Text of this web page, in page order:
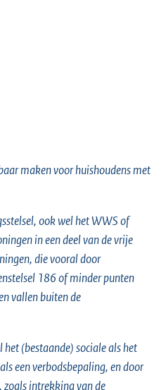
maken voor huishoudens met
ook wel het WWS of
in een deel van de vrije
die vooral door
186 of minder punten
vallen buiten de
(bestaande) sociale als het
een verbodsbepaling, en door
zoals intrekking van de